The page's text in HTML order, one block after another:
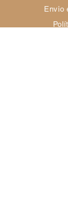
Envio